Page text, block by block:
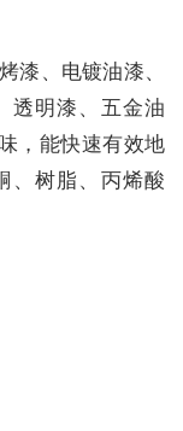
漆、电镀油漆、
透明漆、五金油
，能快速有效地
、树脂、丙烯酸